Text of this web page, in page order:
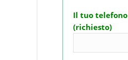
Il tuo telefono
(richiesto)